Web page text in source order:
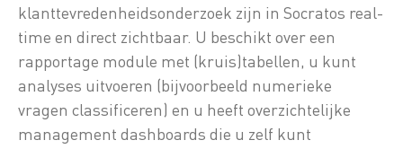
klanttevredenheidsonderzoek zijn in Socratos real-
time en direct zichtbaar. U beschikt over een
rapportage module met (kruis)tabellen, u kunt
analyses uitvoeren (bijvoorbeeld numerieke
vragen classificeren) en u heeft overzichtelijke
management dashboards die u zelf kunt